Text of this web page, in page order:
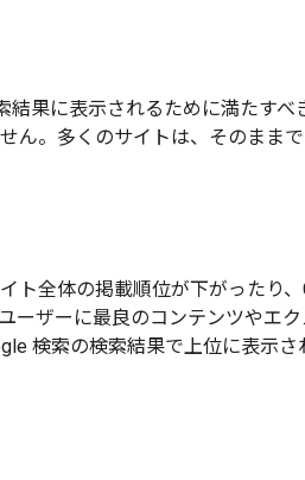
結果に表示されるために満たす
ん。多くのサイトは、そのまま
ト全体の掲載順位が下がったり
ーザーに最良のコンテンツやエ
検索の検索結果で上位に表示さ